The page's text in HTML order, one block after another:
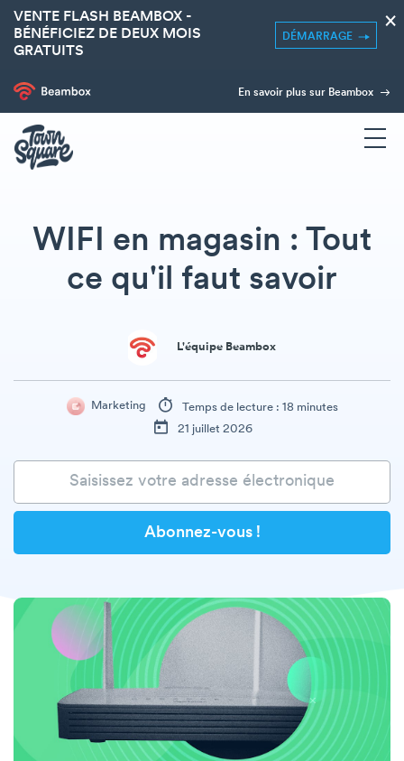
VENTE FLASH BEAMBOX -
BÉNÉFICIEZ DE DEUX MOIS
GRATUITS
DÉMARRAGE
×
En savoir plus sur Beambox
WIFI en magasin : Tout
ce qu'il faut savoir
L'équipe Beambox
Marketing
Temps de lecture : 18 minutes
21 juillet 2026